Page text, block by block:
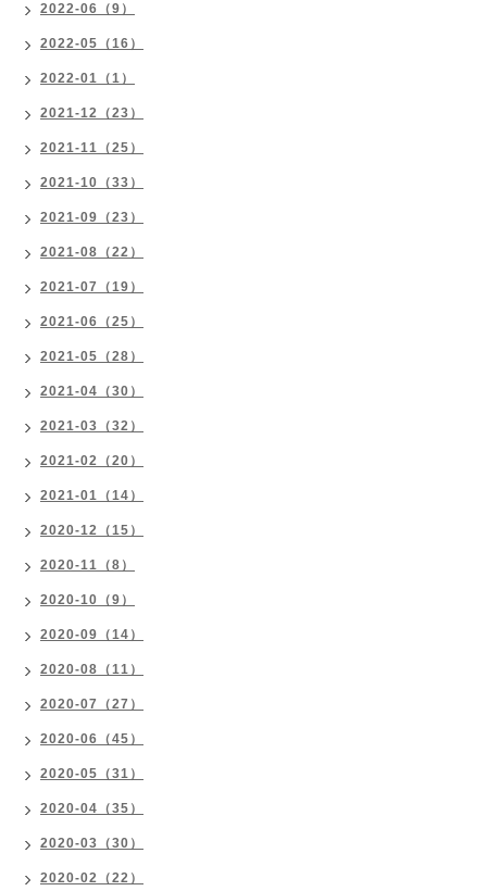
2022-06（9）
2022-05（16）
2022-01（1）
2021-12（23）
2021-11（25）
2021-10（33）
2021-09（23）
2021-08（22）
2021-07（19）
2021-06（25）
2021-05（28）
2021-04（30）
2021-03（32）
2021-02（20）
2021-01（14）
2020-12（15）
2020-11（8）
2020-10（9）
2020-09（14）
2020-08（11）
2020-07（27）
2020-06（45）
2020-05（31）
2020-04（35）
2020-03（30）
2020-02（22）